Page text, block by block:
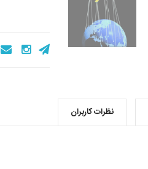
نظرات کاربران